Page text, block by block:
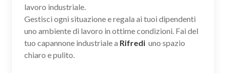
lavoro industriale.
Gestisci ogni situazione e regala ai tuoi dipendenti
uno ambiente di lavoro in ottime condizioni. Fai del
tuo capannone industriale a Rifredi uno spazio
chiaro e pulito.